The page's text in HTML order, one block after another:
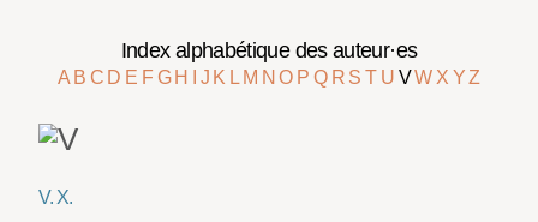
Index alphabétique des auteur·es
A B C D E F G H J K L M NO P Q R ST U VW X YZ
V. X.